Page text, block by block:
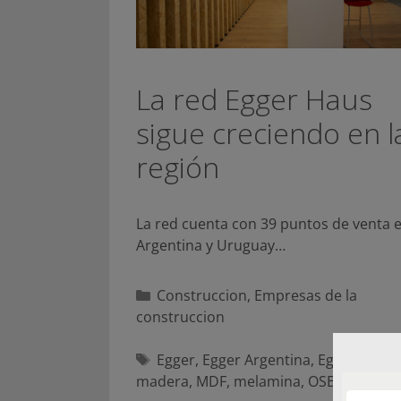
La red Egger Haus
sigue creciendo en
región
La red cuenta con 39 puntos de venta
Argentina y Uruguay…
Categorías
Construccion, Empresas de la
construccion
Etiquetas
Egger, Egger Argentina, Egger Haus
madera, MDF, melamina, OSB